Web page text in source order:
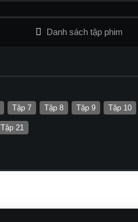
Danh sách tập phim
Tập 7 Tập 8 Tập 9 Tập 10
Tập 21